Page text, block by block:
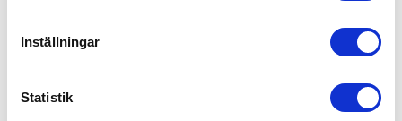
Inställningar
Statistik